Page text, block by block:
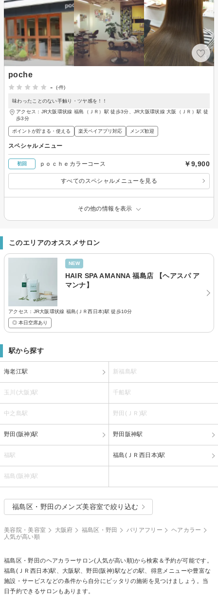
poche
-
(-件)
味わったことのない手触り・ツヤ感を！！
アクセス：JR大阪環状線 福島（ＪＲ）駅 徒歩3分、JR大阪環状線 大阪（ＪＲ）駅 徒
歩3分
ポイントが貯まる・使える 楽天ペイアプリ対応 メンズ歓迎
スペシャルメニュー
初回 ｐｏｃｈｅカラーコース ￥9,900
すべてのスペシャルメニューを見る
その他の情報を表示
このエリアのオススメサロン
NEW
HAIR SPA AMANNA 福島店 【ヘアスパ ア
マンナ】
アクセス：JR大阪環状線 福島(ＪＲ西日本)駅 徒歩10分
◎ 本日空席あり
駅から探す
海老江駅 新福島駅
玉川(大阪)駅 千船駅
中之島駅 野田(ＪＲ)駅
野田(阪神)駅 野田阪神駅
福駅 福島(ＪＲ西日本)駅
福島(阪神)駅
福島区・野田のメンズ美容室で絞り込む
美容院・美容室 大阪府 福島区・野田 バリアフリー
ヘアカラー
人気が高い順
福島区・野田のヘアカラーサロン(人気が高い順)から検索＆予約が可能です。
福島(ＪＲ西日本)駅、大阪駅、野田(阪神)駅などの駅、得意メニューや豊富な
施設・サービスなどの条件から自分にピッタリの施術を見つけましょう。当
日予約できるサロンもあります。